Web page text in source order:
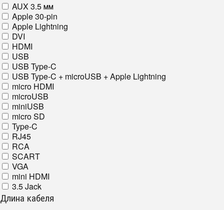
AUX 3.5 мм
Apple 30-pin
Apple Lightning
DVI
HDMI
USB
USB Type-C
USB Type-C + microUSB + Apple Lightning
micro HDMI
microUSB
miniUSB
micro SD
Type-C
RJ45
RCA
SCART
VGA
mini HDMI
3.5 Jack
Длина кабеля